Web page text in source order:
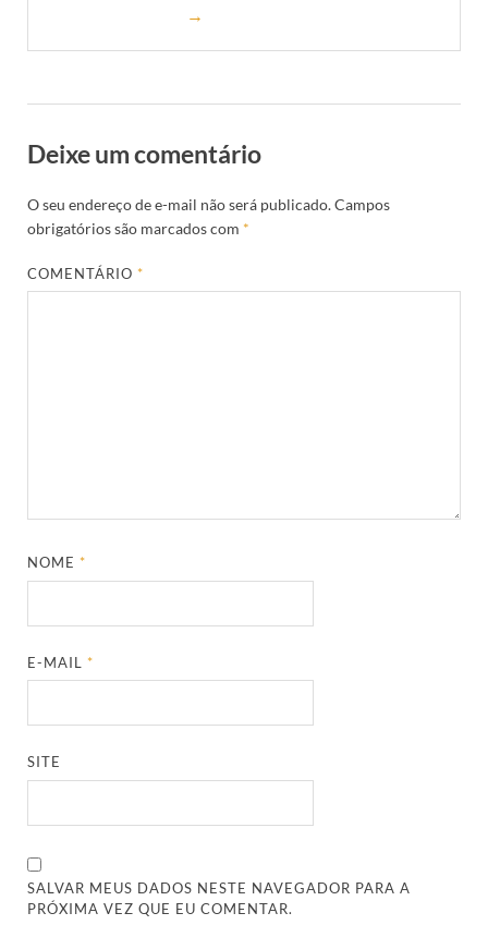
→
Deixe um comentário
O seu endereço de e-mail não será publicado.Campos
obrigatórios são marcados com *
COMENTÁRIO*
NOME*
E-MAIL*
SITE
SALVAR MEUS DADOS NESTE NAVEGADOR PARA A
PRÓXIMA VEZ QUE EU COMENTAR.